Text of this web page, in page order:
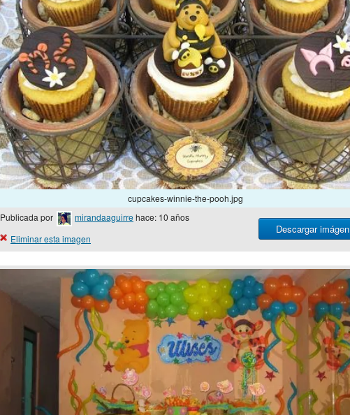
cupcakes-winnie-the-pooh.jpg
Descargar imágen
Publicada por mirandaaguirre hace: 10 años
Eliminar esta imagen